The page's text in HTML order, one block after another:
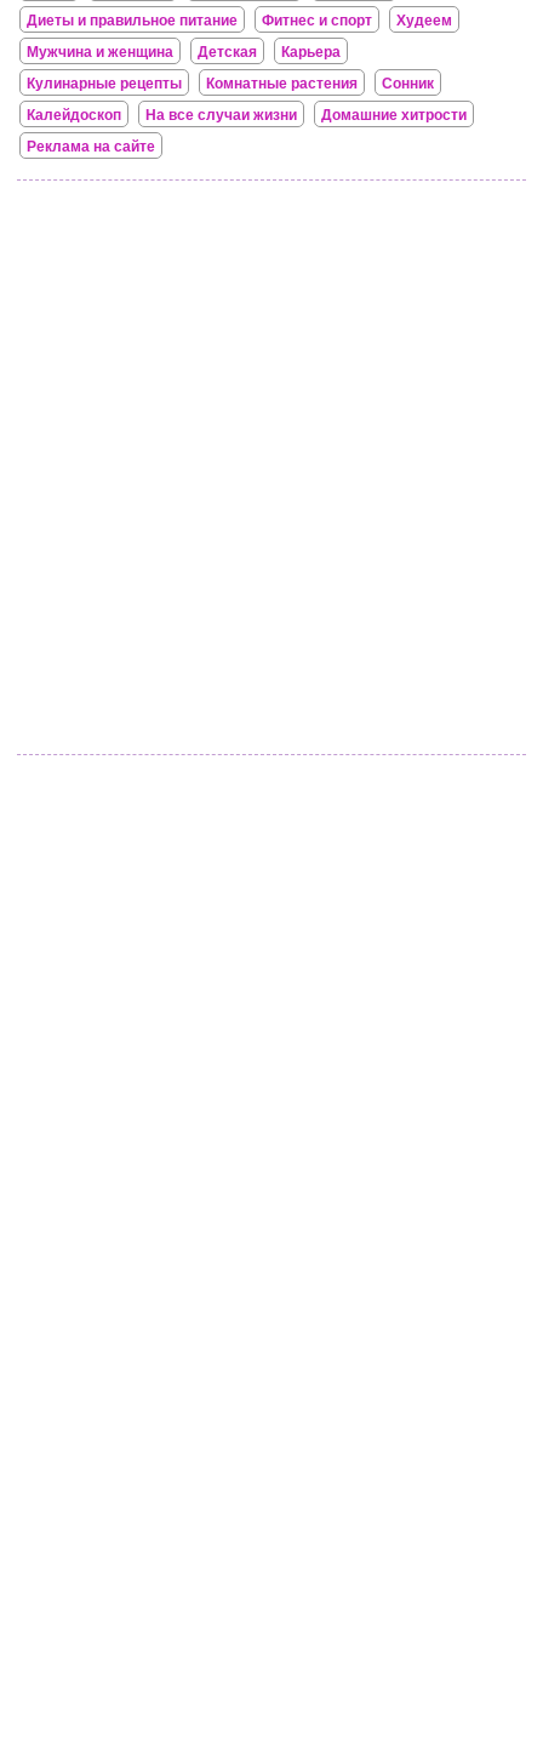
Диеты и правильное питание Фитнес и спорт
Худеем
Мужчина и женщина
Детская
Карьера
Кулинарные рецепты
Комнатные растения
Сонник
Калейдоскоп
На все случаи жизни
Домашние хитрости
Реклама на сайте